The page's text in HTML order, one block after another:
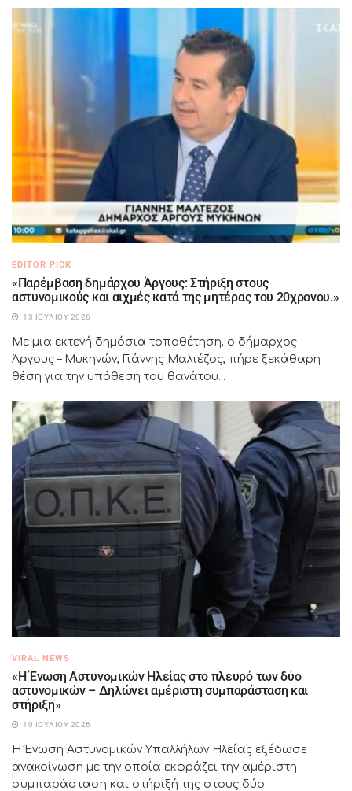
EDITOR PICK
«Παρέμβαση δημάρχου Άργους: Στήριξη στους
αστυνομικούς και αιχμές κατά της μητέρας του 20χρονου.»
13 ΙΟΥΛΊΟΥ 2026
Με μια εκτενή δημόσια τοποθέτηση, ο δήμαρχος
Άργους – Μυκηνών, Γιάννης Μαλτέζος, πήρε ξεκάθαρη
θέση για την υπόθεση του θανάτου...
VIRAL NEWS
«Η Ένωση Αστυνομικών Ηλείας στο πλευρό των δύο
αστυνομικών – Δηλώνει αμέριστη συμπαράσταση και
στήριξη»
10 ΙΟΥΛΊΟΥ 2026
Η Ένωση Αστυνομικών Υπαλλήλων Ηλείας εξέδωσε
ανακοίνωση με την οποία εκφράζει την αμέριστη
συμπαράσταση και στήριξή της στους δύο